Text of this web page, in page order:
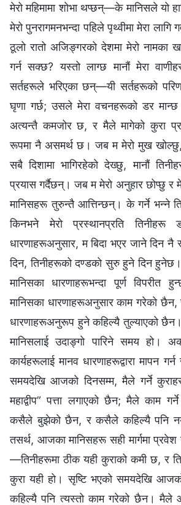
मेरो महिमामा शोभा थप्छन्—के मानिसले यो
मेरो पुनरागमनभन्दा पहिले पृथ्वीमा मेरा
ठूलो रातो अजिङ्गरको देशमा मेरो नामका
गर्न सक्छ? यस्तो लाग्छ मानौं मेरा
सर्तहरूले भरिएका छन्—यी सर्तहरूको
घृणा गर्छ; उसले मेरा वचनहरूको डर
अत्यन्तै कमजोर छ, र मैले मागेको कुरा
रूपमा नै असमर्थ छ। जब म मेरो मुख खोल्छु,
सबै दिशामा भागिरहेको देख्छु, मानौं
प्रयास गर्दैछन्। जब म मेरो अनुहार छोप्छु र
मानिसहरू तुरुन्तै आत्तिन्छन्। के गर्ने भन्‍ने
किनभने मेरो प्रस्थानप्रति तिनीहरू
धारणाहरूअनुसार, म बिदा भएर जाने दिन नै
दिन, तिनीहरूको दण्डको सुरु हुने दिन
मानिसका धारणाहरूभन्दा पूर्ण विपरीत
मानिसका धारणाहरूअनुसार काम गरेको
धारणाहरूअनुरूप हुने कहिल्यै तुल्याएको
मानिसलाई उदाङ्गो पारिने समय हो।
कार्यहरूलाई मानव धारणाहरूद्वारा मापन
समयदेखि आजको दिनसम्‍म, मैले गर्ने
महाद्वीप” पत्ता लगाएको छैन; मैले काम
कसैले बुझेको छैन, र कसैले कहिल्यै पनि
तसर्थ, आजका मानिसहरू सही मार्गमा
—तिनीहरूमा ठीक यही कुराको कमी छ, र
कुरा यही हो। सृष्टि भएको समयदेखि
कहिल्यै पनि त्यस्तो काम गरेको छैन। मैले